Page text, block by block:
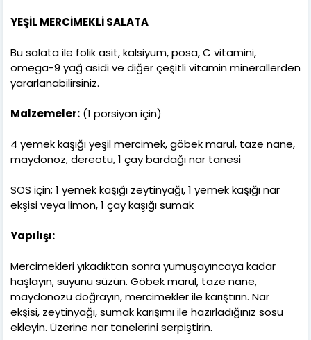
YEŞİL MERCİMEKLİ SALATA
Bu salata ile folik asit, kalsiyum, posa, C vitamini,
omega-9 yağ asidi ve diğer çeşitli vitamin minerallerden
yararlanabilirsiniz.
Malzemeler: (1 porsiyon için)
4 yemek kaşığı yeşil mercimek, göbek marul, taze nane,
maydonoz, dereotu, 1 çay bardağı nar tanesi
SOS için; 1 yemek kaşığı zeytinyağı, 1 yemek kaşığı nar
ekşisi veya limon, 1 çay kaşığı sumak
Yapılışı:
Mercimekleri yıkadıktan sonra yumuşayıncaya kadar
haşlayın, suyunu süzün. Göbek marul, taze nane,
maydonozu doğrayın, mercimekler ile karıştırın. Nar
ekşisi, zeytinyağı, sumak karışımı ile hazırladığınız sosu
ekleyin. Üzerine nar tanelerini serpiştirin.